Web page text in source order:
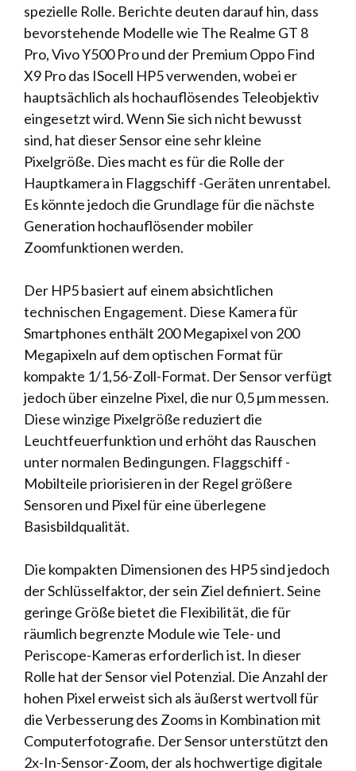
spezielle Rolle. Berichte deuten darauf hin, dass
bevorstehende Modelle wie The Realme GT 8
Pro, Vivo Y500 Pro und der Premium Oppo Find
X9 Pro das ISocell HP5 verwenden, wobei er
hauptsächlich als hochauflösendes Teleobjektiv
eingesetzt wird. Wenn Sie sich nicht bewusst
sind, hat dieser Sensor eine sehr kleine
Pixelgröße. Dies macht es für die Rolle der
Hauptkamera in Flaggschiff -Geräten unrentabel.
Es könnte jedoch die Grundlage für die nächste
Generation hochauflösender mobiler
Zoomfunktionen werden.
Der HP5 basiert auf einem absichtlichen
technischen Engagement. Diese Kamera für
Smartphones enthält 200 Megapixel von 200
Megapixeln auf dem optischen Format für
kompakte 1/1,56-Zoll-Format. Der Sensor verfügt
jedoch über einzelne Pixel, die nur 0,5 µm messen.
Diese winzige Pixelgröße reduziert die
Leuchtfeuerfunktion und erhöht das Rauschen
unter normalen Bedingungen. Flaggschiff -
Mobilteile priorisieren in der Regel größere
Sensoren und Pixel für eine überlegene
Basisbildqualität.
Die kompakten Dimensionen des HP5 sind jedoch
der Schlüsselfaktor, der sein Ziel definiert. Seine
geringe Größe bietet die Flexibilität, die für
räumlich begrenzte Module wie Tele- und
Periscope-Kameras erforderlich ist. In dieser
Rolle hat der Sensor viel Potenzial. Die Anzahl der
hohen Pixel erweist sich als äußerst wertvoll für
die Verbesserung des Zooms in Kombination mit
Computerfotografie. Der Sensor unterstützt den
2x-In-Sensor-Zoom, der als hochwertige digitale